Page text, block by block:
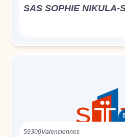
SAS SOPHIE NIKULA-
59300Valenciennes